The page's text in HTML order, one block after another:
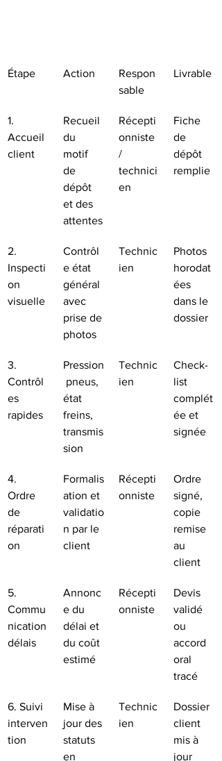
Étape Action
Respon
sable
Livrable
1.
Accueil
client
Recueil
du
motif
de
dépôt
et des
attentes
Récepti
onniste
/
technici
en
Fiche
de
dépôt
remplie
2.
Inspecti
on
visuelle
Contrôl
e état
général
avec
prise de
photos
Technic
ien
Photos
horodat
ées
dans le
dossier
3.
Contrôl
es
rapides
Pression
pneus,
état
freins,
transmis
sion
Technic
ien
Check-
list
complét
ée et
signée
4.
Ordre
de
réparati
on
Formalis
ation et
validatio
n par le
client
Récepti
onniste
Ordre
signé,
copie
remise
au
client
5.
Commu
nication
délais
Annonc
e du
délai et
du coût
estimé
Récepti
onniste
Devis
validé
ou
accord
oral
tracé
6. Suivi
interven
tion
Mise à
jour des
statuts
en
Technic
ien
Dossier
client
mis à
jour